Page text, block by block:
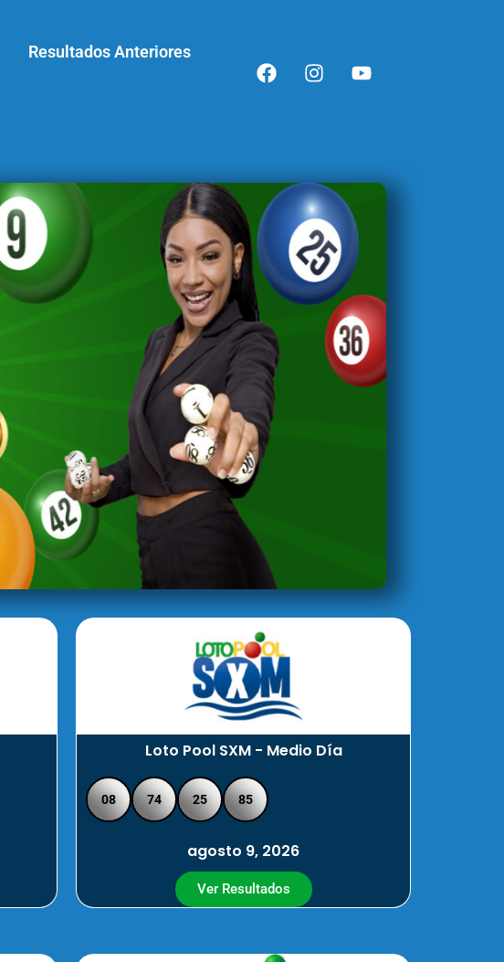
Resultados Anteriores
Loto Pool SXM - Medio Día
08 74 25 85
agosto 9, 2026
Ver Resultados